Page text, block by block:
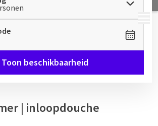
MENU
Toon beschikbaarheid
| inloopdouche